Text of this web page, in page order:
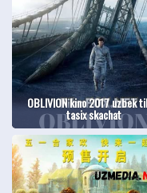
OBLIVION kino 2017 uzbek
tasix skachat